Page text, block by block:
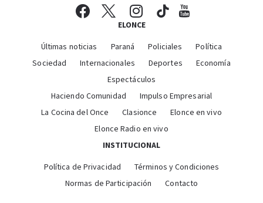
ELONCE
Últimas noticias Paraná Policiales
Política
Sociedad
Internacionales Deportes
Economía
Espectáculos
Haciendo Comunidad
Impulso Empresarial
La Cocina del Once
Clasionce
Elonce en vivo
Elonce Radio en vivo
INSTITUCIONAL
Política de Privacidad
Términos y Condiciones
Normas de Participación
Contacto